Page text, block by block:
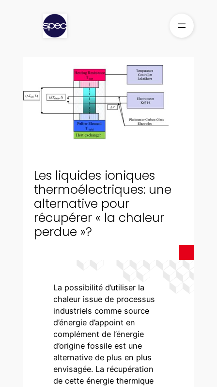
Les liquides ioniques
thermoélectriques: une
alternative pour
récupérer « la chaleur
perdue »?
La possibilité d’utiliser la
chaleur issue de processus
industriels comme source
d’énergie d’appoint en
complément de l’énergie
d’origine fossile est une
alternative de plus en plus
envisagée. La récupération
de cette énergie thermique